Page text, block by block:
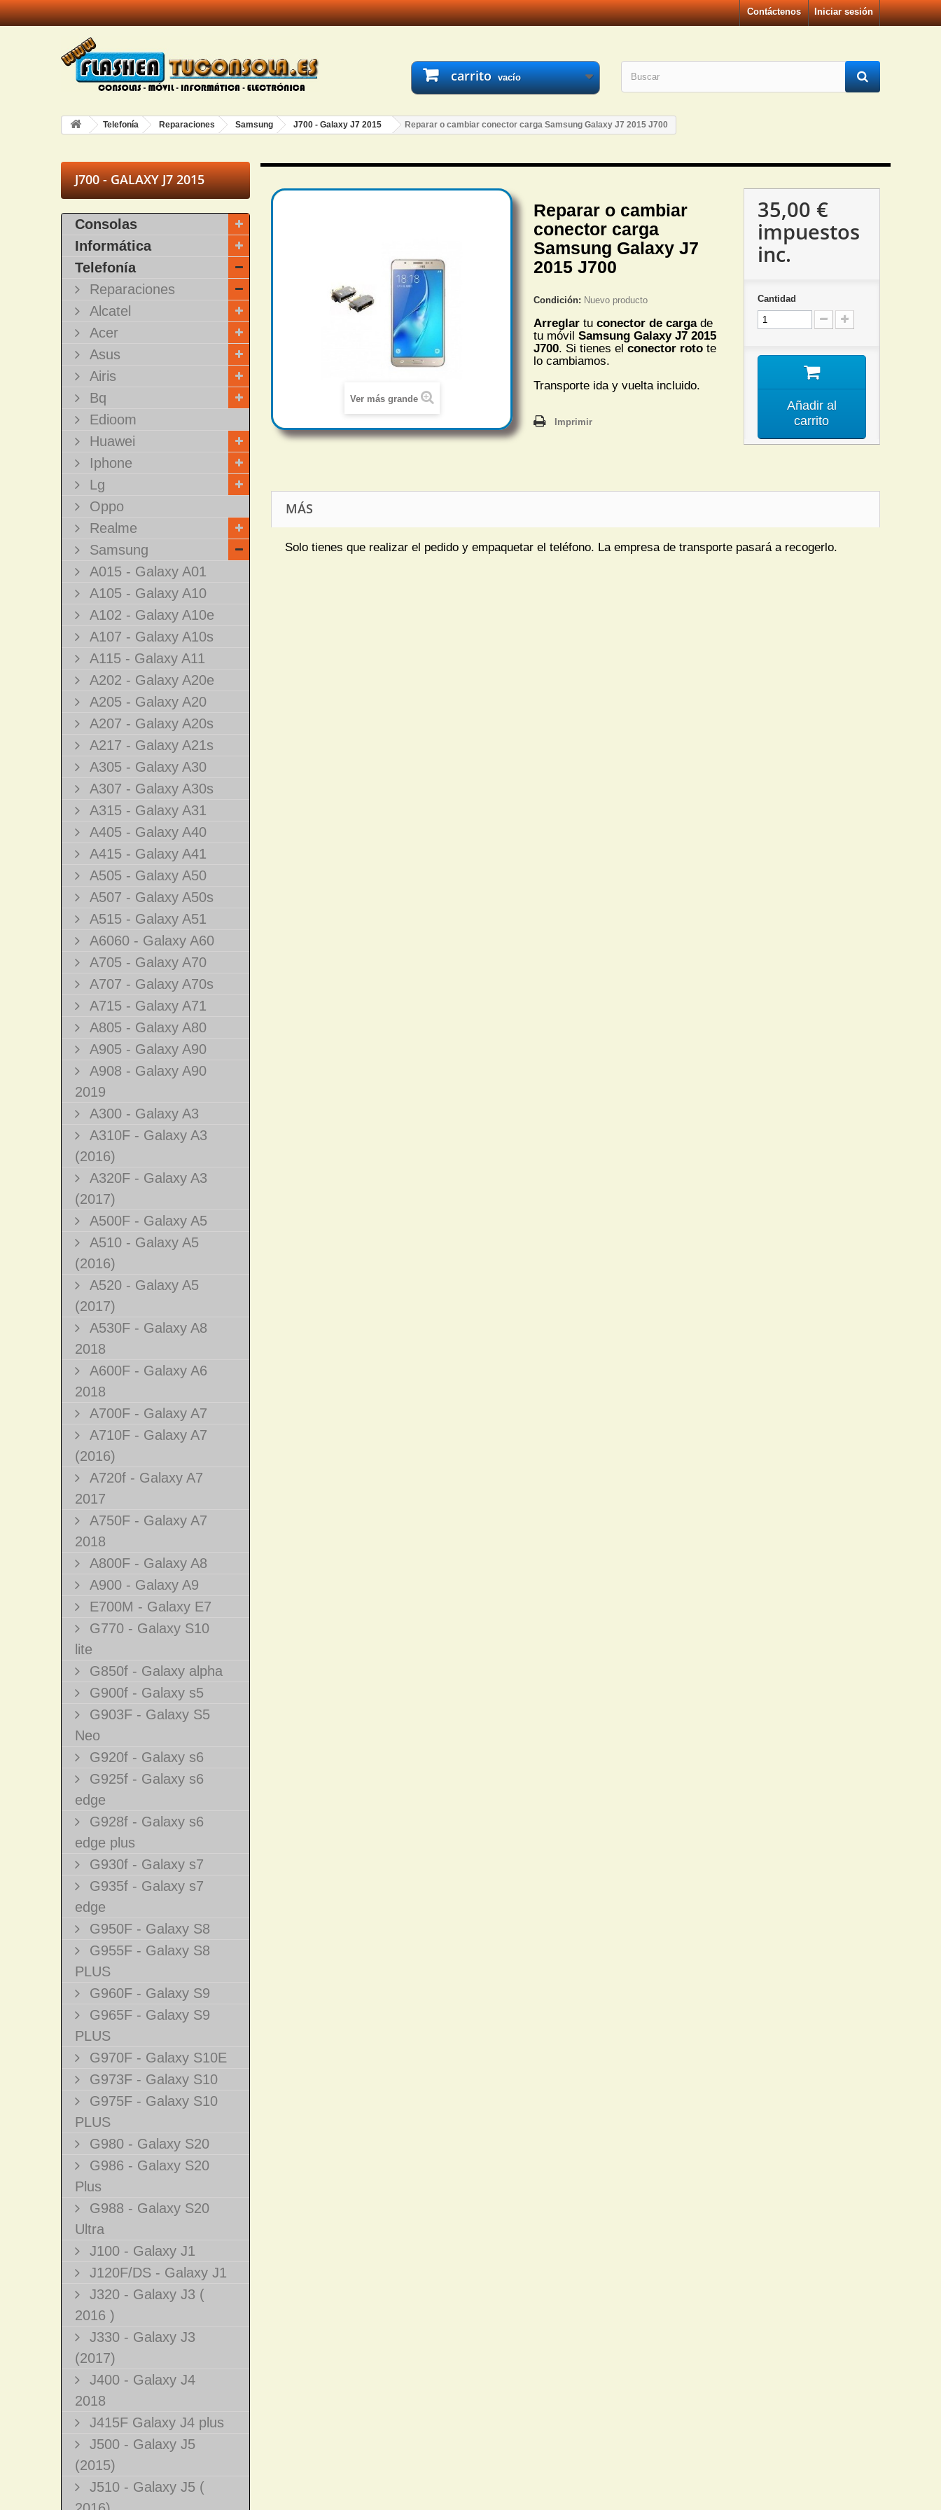
Iniciar sesión
Contáctenos
carrito vacío
Telefonía Reparaciones Samsung J700 - Galaxy J7 2015 Reparar o cambiar conector carga Samsung Galaxy J7 2015 J700
J700 - GALAXY J7 2015
Consolas
Informática
Telefonía
Reparaciones
Alcatel
Acer
Asus
Airis
Bq
Edioom
Huawei
Iphone
Lg
Oppo
Realme
Samsung
A015 - Galaxy A01
A105 - Galaxy A10
A102 - Galaxy A10e
A107 - Galaxy A10s
A115 - Galaxy A11
A202 - Galaxy A20e
A205 - Galaxy A20
A207 - Galaxy A20s
A217 - Galaxy A21s
A305 - Galaxy A30
A307 - Galaxy A30s
A315 - Galaxy A31
A405 - Galaxy A40
A415 - Galaxy A41
A505 - Galaxy A50
A507 - Galaxy A50s
A515 - Galaxy A51
A6060 - Galaxy A60
A705 - Galaxy A70
A707 - Galaxy A70s
A715 - Galaxy A71
A805 - Galaxy A80
A905 - Galaxy A90
A908 - Galaxy A90
2019
A300 - Galaxy A3
A310F - Galaxy A3
(2016)
A320F - Galaxy A3
(2017)
A500F - Galaxy A5
A510 - Galaxy A5
(2016)
A520 - Galaxy A5
(2017)
A530F - Galaxy A8
2018
A600F - Galaxy A6
2018
A700F - Galaxy A7
A710F - Galaxy A7
(2016)
A720f - Galaxy A7
2017
A750F - Galaxy A7
2018
A800F - Galaxy A8
A900 - Galaxy A9
E700M - Galaxy E7
G770 - Galaxy S10
lite
G850f - Galaxy alpha
G900f - Galaxy s5
G903F - Galaxy S5
Neo
G920f - Galaxy s6
G925f - Galaxy s6
edge
G928f - Galaxy s6
edge plus
G930f - Galaxy s7
G935f - Galaxy s7
edge
G950F - Galaxy S8
G955F - Galaxy S8
PLUS
G960F - Galaxy S9
G965F - Galaxy S9
PLUS
G970F - Galaxy S10E
G973F - Galaxy S10
G975F - Galaxy S10
PLUS
G980 - Galaxy S20
G986 - Galaxy S20
Plus
G988 - Galaxy S20
Ultra
J100 - Galaxy J1
J120F/DS - Galaxy J1
J320 - Galaxy J3 (
2016 )
J330 - Galaxy J3
(2017)
J400 - Galaxy J4
2018
J415F Galaxy J4 plus
J500 - Galaxy J5
(2015)
J510 - Galaxy J5 (
Ver más grande
Reparar o cambiar
conector carga
Samsung Galaxy J7
2015 J700
Condición: Nuevo producto
Arreglar tu conector de carga de
tu móvil Samsung Galaxy J7 2015
J700. Si tienes el conector roto te
lo cambiamos.
Transporte ida y vuelta incluido.
Imprimir
35,00 €
impuestos
inc.
Cantidad
Añadir al
carrito
MÁS
Solo tienes que realizar el pedido y empaquetar el teléfono. La empresa de transporte pasará a recogerlo.